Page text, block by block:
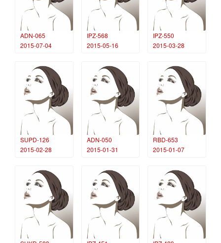
ADN-065
2015-07-04
IPZ-568
2015-05-16
IPZ-550
2015-03-28
SUPD-126
2015-02-28
ADN-050
2015-01-31
RBD-653
2015-01-07